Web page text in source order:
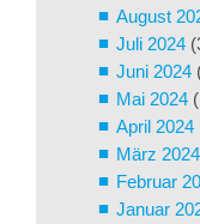
August
Juli 2024
Juni 2024
Mai 2024
April 2024
März 2024
Februar
Januar